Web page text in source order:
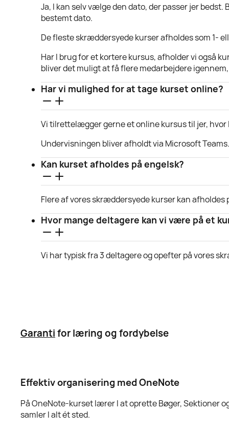
Ja, I kan selv vælge den dato, der passer jer
bestemt dato.
De fleste skræddersyede kurser afholdes som 1-
Har I brug for et kortere kursus, afholder vi også
bliver det muligt at få flere medarbejdere
Har vi mulighed for at tage kurset online?
Vi tilrettelægger gerne et online kursus til jer,
Undervisningen bliver afholdt via Microsoft
Kan kurset afholdes på engelsk?
Flere af vores skræddersyede kurser kan
Hvor mange deltagere kan vi være på et
Vi har typisk fra 3 deltagere og opefter på vores
Garantifor læring og fordybelse
Effektiv organisering med OneNote
På OneNote-kurset lærer I at oprette Bøger, Sektioner
samler I alt ét sted.